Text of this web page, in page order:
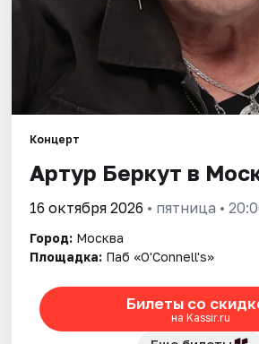
Концерт
Артур Беркут в
16 октября 2026 • пятница •
Город: Москва
Площадка: Паб «O'Connell's»
Билеты со
на Kassir.ru